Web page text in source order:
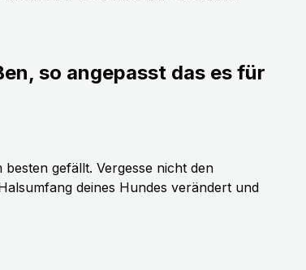
so angepasst das es für
gefällt. Vergesse nicht den
deines Hundes verändert und